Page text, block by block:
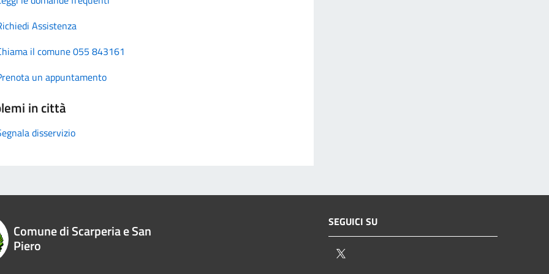
Assistenza
il comune 055 843161
un appuntamento
in città
disservizio
Comune di Scarperia e San
Piero
SEGUICI SU